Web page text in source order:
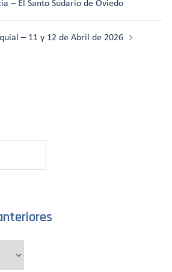
– El Santo Sudario de Oviedo
– 11 y 12 de Abril de 2026